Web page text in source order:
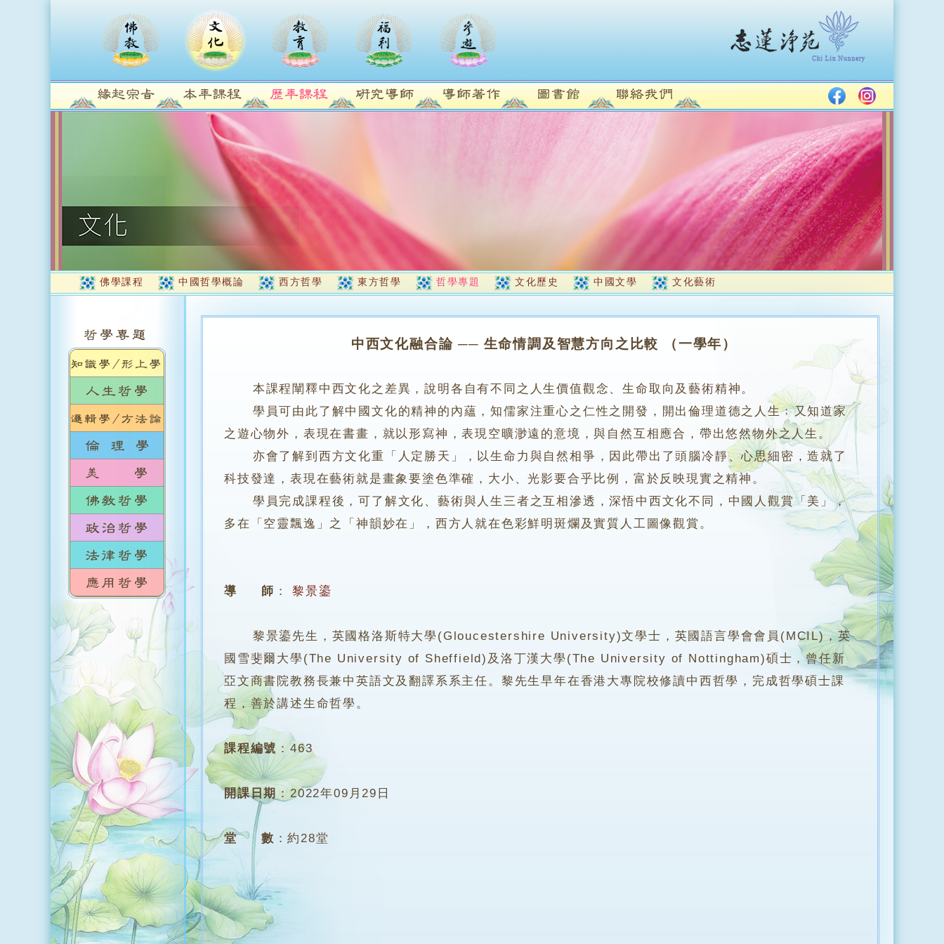
佛學課程 中國哲學概論 西方哲學 東方哲學 哲學專題 文化歷史 中國文學 文化藝術
中西文化融合論 ── 生命情調及智慧方向之比較 （一學年）
本課程闡釋中西文化之差異，說明各自有不同之人生價值觀念、生命取向及藝術精神。
學員可由此了解中國文化的精神的內蘊，知儒家注重心之仁性之開發，開出倫理道德之人生﹔又知道家
之遊心物外，表現在書畫，就以形寫神，表現空曠渺遠的意境，與自然互相應合，帶出悠然物外之人生。
亦會了解到西方文化重「人定勝天」，以生命力與自然相爭，因此帶出了頭腦冷靜、心思細密，造就了
科技發達，表現在藝術就是畫象要塗色準確，大小、光影要合乎比例，富於反映現實之精神。
學員完成課程後，可了解文化、藝術與人生三者之互相滲透，深悟中西文化不同，中國人觀賞「美」，
多在「空靈飄逸」之「神韻妙在」，西方人就在色彩鮮明斑爛及實質人工圖像觀賞。
導 師 ： 黎景鎏
黎景鎏先生，英國格洛斯特大學(Gloucestershire University)文學士，英國語言學會會員(MCIL)，英
國雪斐爾大學(The University of Sheffield)及洛丁漢大學(The University of Nottingham)碩士，曾任新
亞文商書院教務長兼中英語文及翻譯系系主任。黎先生早年在香港大專院校修讀中西哲學，完成哲學碩士課
程，善於講述生命哲學。
課程編號 ：463
開課日期 ：2022年09月29日
堂 數 ：約28堂